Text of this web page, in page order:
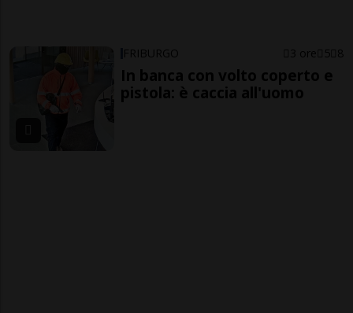
FRIBURGO 3 ore 5 8
In banca con volto coperto e
pistola: è caccia all'uomo